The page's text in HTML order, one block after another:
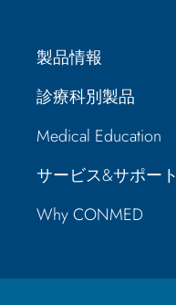
製品情報
診療科別製品
Medical Education
サービス&サポート
Why CONMED